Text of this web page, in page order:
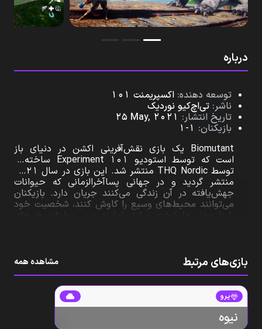
درباره
توسعه‌ دهنده: اکسپریمنت ۱۰۱
ناشر: تی‌اچ‌کیو نوردیک
تاریخ انتشار: 25 May, 2021
بازیکنان: 1-1
Biomutant یک بازی نقش‌آفرینی اکشن در دنیای باز
است که توسط استودیو Experiment 101 ساخته و
توسط THQ Nordic منتشر شد. این بازی در سال ۲۰۲۱
منتشر گردید و در جهانی پسا‌آخرالزمانی که حیوانات
جهش‌یافته در آن زندگی می‌کنند جریان دارد. بازیکنان
می‌توانند محیط‌های وسیع را کاوش کنند، شخصیت خود
را با جهش‌ها شخصی‌سازی نمایند و در مبارزات هنرهای
بازی‌های مرتبط مشاهده همه
پرو
نیوه